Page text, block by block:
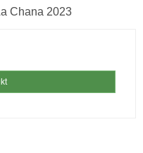
Chana 2023